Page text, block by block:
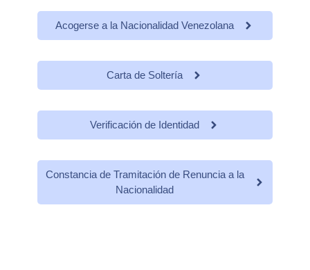
Acogerse a la Nacionalidad Venezolana
Carta de Soltería
Verificación de Identidad
Constancia de Tramitación de Renuncia a la
Nacionalidad